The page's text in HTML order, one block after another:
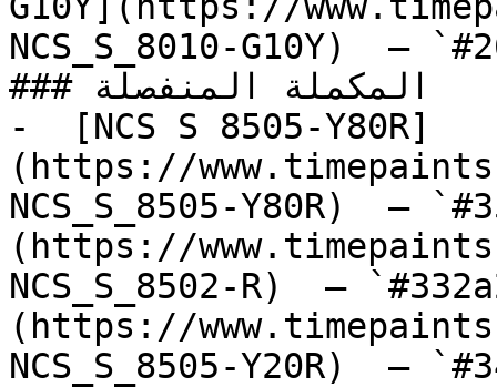
NCS_S_8010-G10Y)  —
### المكملة المنفصلة
-  [NCS S 8505-Y80R]
(https://
NCS_S_8505-Y80R)  —
(https://
NCS_S_8502-R)  —
(https://
NCS_S_8505-Y20R)  —